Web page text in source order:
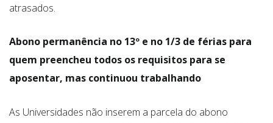
atrasados.
Abono permanência no 13º e no 1/3 de férias para
quem preencheu todos os requisitos para se
aposentar, mas continuou trabalhando
As Universidades não inserem a parcela do abono